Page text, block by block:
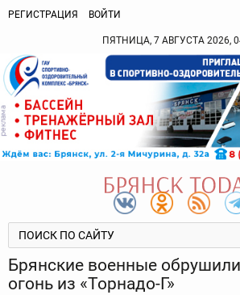
РЕГИСТРАЦИЯ ВОЙТИ
ПЯТНИЦА, 7 АВГУСТА 2026,
Брянские военные
огонь из «Торнадо-Г»